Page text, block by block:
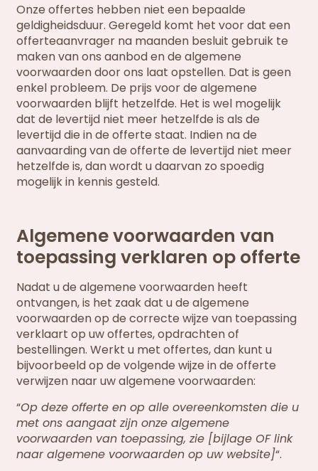
Onze offertes hebben niet een bepaalde
geldigheidsduur. Geregeld komt het voor dat een
offerteaanvrager na maanden besluit gebruik te
maken van ons aanbod en de algemene
voorwaarden door ons laat opstellen. Dat is geen
enkel probleem. De prijs voor de algemene
voorwaarden blijft hetzelfde. Het is wel mogelijk
dat de levertijd niet meer hetzelfde is als de
levertijd die in de offerte staat. Indien na de
aanvaarding van de offerte de levertijd niet meer
hetzelfde is, dan wordt u daarvan zo spoedig
mogelijk in kennis gesteld.
Algemene voorwaarden van
toepassing verklaren op offerte
Nadat u de algemene voorwaarden heeft
ontvangen, is het zaak dat u de algemene
voorwaarden op de correcte wijze van toepassing
verklaart op uw offertes, opdrachten of
bestellingen. Werkt u met offertes, dan kunt u
bijvoorbeeld op de volgende wijze in de offerte
verwijzen naar uw algemene voorwaarden:
“Op deze offerte en op alle overeenkomsten die u
met ons aangaat zijn onze algemene
voorwaarden van toepassing, zie [bijlage OF link
naar algemene voorwaarden op uw website]“.